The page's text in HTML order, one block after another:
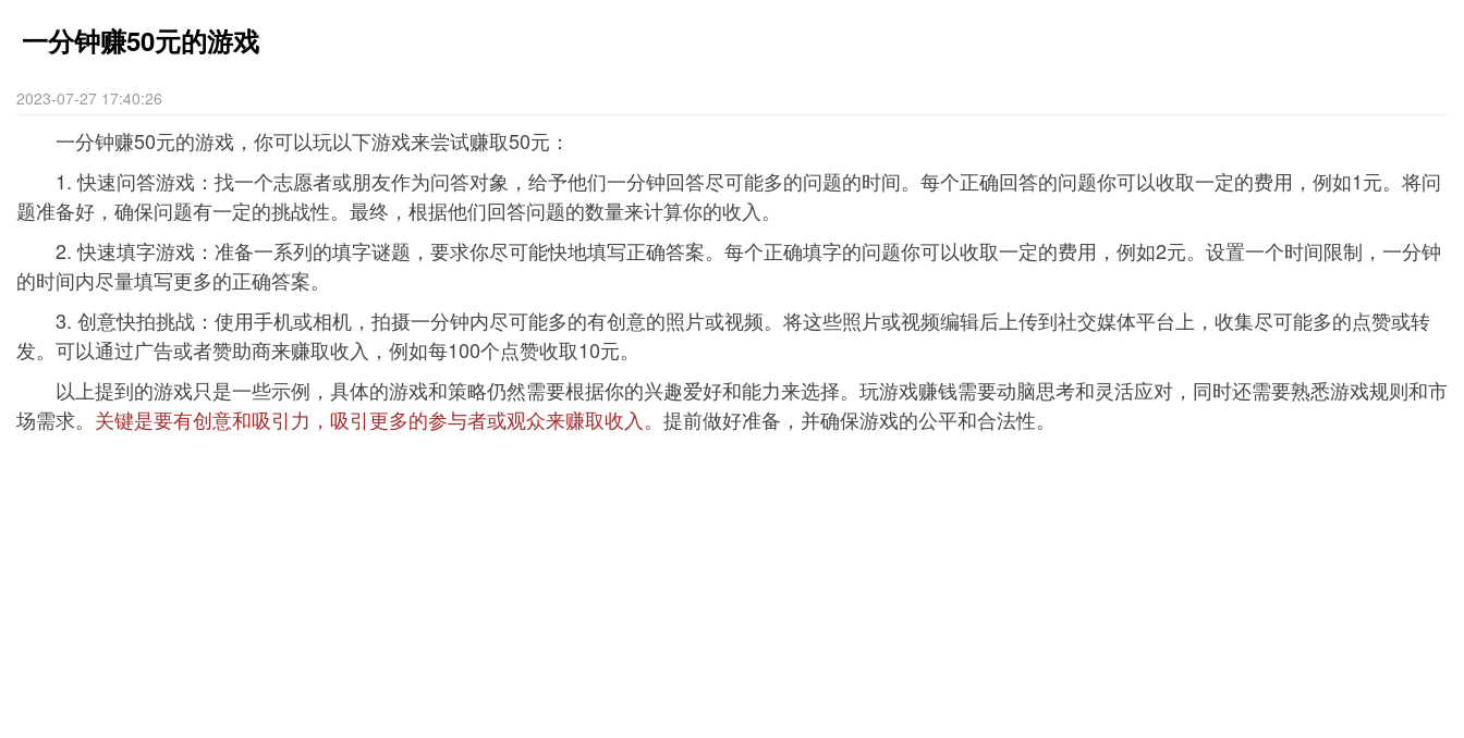
一分钟赚50元的游戏
2023-07-27 17:40:26
一分钟赚50元的游戏，你可以玩以下游戏来尝试赚取50元：
1. 快速问答游戏：找一个志愿者或朋友作为问答对象，给予他们一分钟回答尽可能多的问题的时间。每个正确回答的问题你可以收取一定的费用，例如1元。将问
题准备好，确保问题有一定的挑战性。最终，根据他们回答问题的数量来计算你的收入。
2. 快速填字游戏：准备一系列的填字谜题，要求你尽可能快地填写正确答案。每个正确填字的问题你可以收取一定的费用，例如2元。设置一个时间限制，一分钟
的时间内尽量填写更多的正确答案。
3. 创意快拍挑战：使用手机或相机，拍摄一分钟内尽可能多的有创意的照片或视频。将这些照片或视频编辑后上传到社交媒体平台上，收集尽可能多的点赞或转
发。可以通过广告或者赞助商来赚取收入，例如每100个点赞收取10元。
以上提到的游戏只是一些示例，具体的游戏和策略仍然需要根据你的兴趣爱好和能力来选择。玩游戏赚钱需要动脑思考和灵活应对，同时还需要熟悉游戏规则和市
场需求。 关键是要有创意和吸引力，吸引更多的参与者或观众来赚取收入。 提前做好准备，并确保游戏的公平和合法性。